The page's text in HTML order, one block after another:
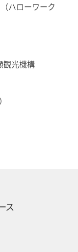
ハローワーク
観光機構
ス